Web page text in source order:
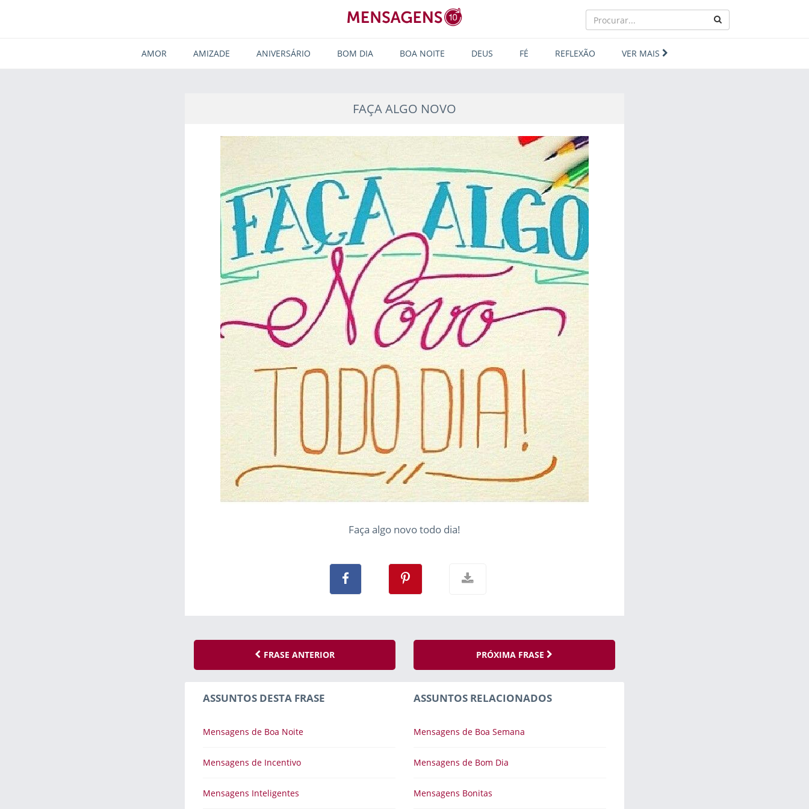
AMOR AMIZADE ANIVERSÁRIO BOM DIA BOA NOITE DEUS FÉ REFLEXÃO VER MAIS
FAÇA ALGO NOVO
Faça algo novo todo dia!
FRASE ANTERIOR PRÓXIMA FRASE
ASSUNTOS DESTA FRASE
Mensagens de Boa Noite
Mensagens de Incentivo
Mensagens Inteligentes
ASSUNTOS RELACIONADOS
Mensagens de Boa Semana
Mensagens de Bom Dia
Mensagens Bonitas